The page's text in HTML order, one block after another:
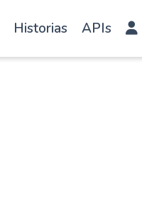
Historias APIs